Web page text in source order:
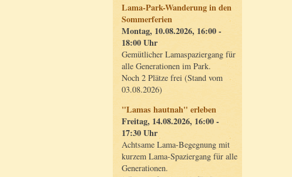
Lama-Park-Wanderung in den
Sommerferien
Montag, 10.08.2026, 16:00 -
18:00 Uhr
Gemütlicher Lamaspaziergang für
alle Generationen im Park.
Noch 2 Plätze frei (Stand vom
03.08.2026)
"Lamas hautnah" erleben
Freitag, 14.08.2026, 16:00 -
17:30 Uhr
Achtsame Lama-Begegnung mit
kurzem Lama-Spaziergang für alle
Generationen.